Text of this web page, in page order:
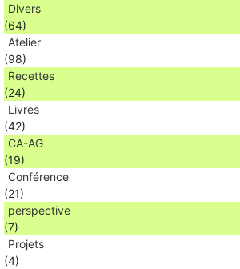
Divers
(64)
Atelier
(98)
Recettes
(24)
Livres
(42)
CA-AG
(19)
Conférence
(21)
perspective
(7)
Projets
(4)